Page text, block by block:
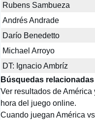
Rubens Sambueza
Andrés Andrade
Darío Benedetto
Michael Arroyo
DT: Ignacio Ambríz
Búsquedas relacionadas
Ver resultados de
hora del juego online.
Cuando juegan América